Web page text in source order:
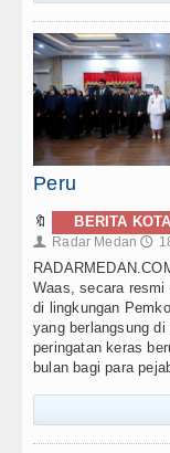
Peru
🔖 BERITA KOTA
👤 Radar Medan 🕔
Waas, secara
di lingkungan
yang berlangsung
peringatan keras
bulan bagi para